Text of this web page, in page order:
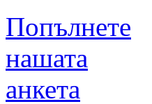
Попълнете
нашата
анкета